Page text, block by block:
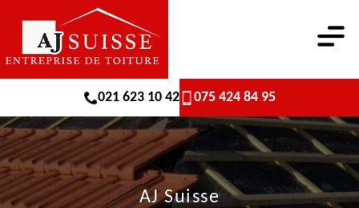
021 623 10 42 075 424 84 95
AJ Suisse